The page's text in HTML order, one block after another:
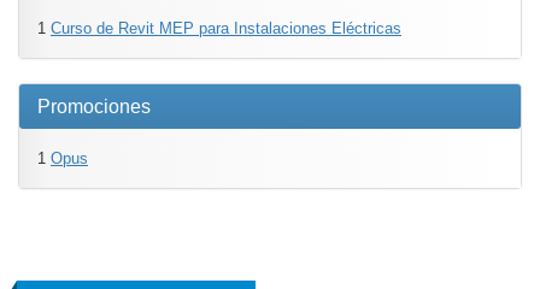
1 Curso de Revit MEP para Instalaciones Eléctricas
Promociones
1 Opus